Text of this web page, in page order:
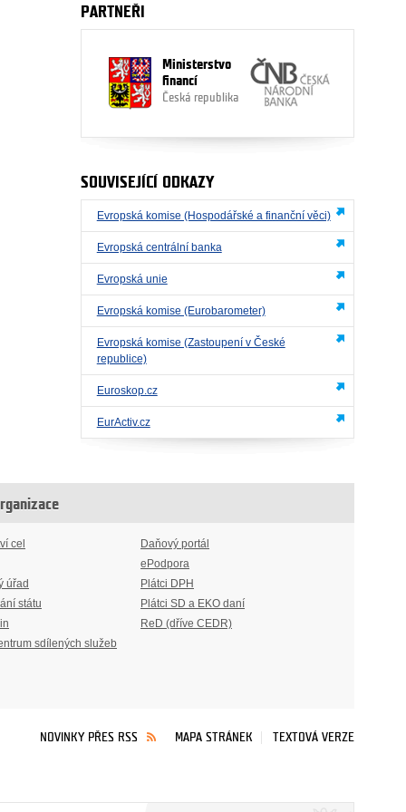
PARTNEŘI
Ministerstvo
financí
Česká republika
SOUVISEJÍCÍ ODKAZY
Evropská komise (Hospodářské a finanční věci)
Evropská centrální banka
Evropská unie
Evropská komise (Eurobarometer)
Evropská komise (Zastoupení v České
republice)
Euroskop.cz
EurActiv.cz
cel
úřad
státu
sdílených služeb
Daňový portál
ePodpora
Plátci DPH
Plátci SD a EKO daní
ReD (dříve CEDR)
NOVINKY PŘES RSS MAPA STRÁNEK TEXTOVÁ VERZE